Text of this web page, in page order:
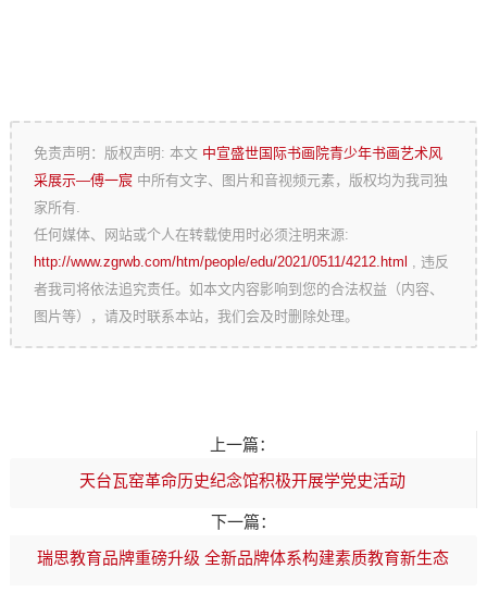
免责声明：版权声明: 本文中宣盛世国际书画院青少年书画艺术风
采展示—傅一宸 中所有文字、图片和音视频元素，版权均为我司独
家所有.
任何媒体、网站或个人在转载使用时必须注明来源:
http://www.zgrwb.com/htm/people/edu/2021/0511/4212.html , 违反
者我司将依法追究责任。如本文内容影响到您的合法权益（内容、
图片等），请及时联系本站，我们会及时删除处理。
上一篇：
天台瓦窑革命历史纪念馆积极开展学党史活动
下一篇：
瑞思教育品牌重磅升级 全新品牌体系构建素质教育新生态